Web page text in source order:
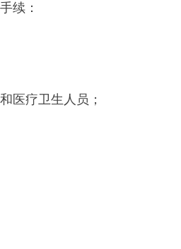
续：
医疗卫生人员；